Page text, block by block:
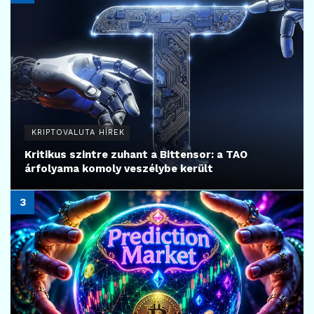
KRIPTOVALUTA HÍREK
Kritikus szintre zuhant a Bittensor: a TAO
árfolyama komoly veszélybe került